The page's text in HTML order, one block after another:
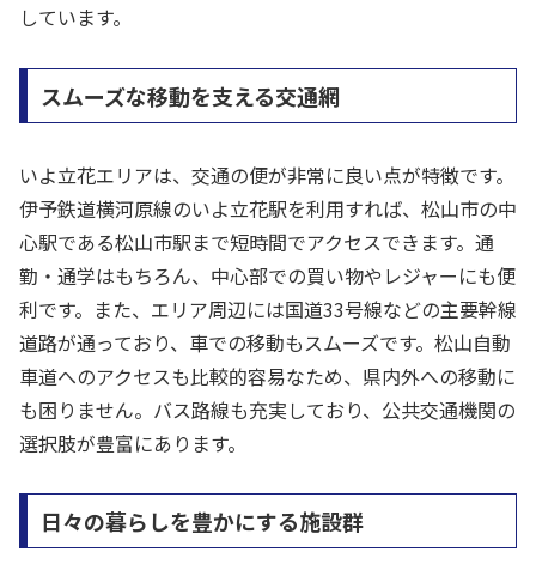
しています。
スムーズな移動を支える交通網
いよ立花エリアは、交通の便が非常に良い点が特徴です。
伊予鉄道横河原線のいよ立花駅を利用すれば、松山市の中
心駅である松山市駅まで短時間でアクセスできます。通
勤・通学はもちろん、中心部での買い物やレジャーにも便
利です。また、エリア周辺には国道33号線などの主要幹線
道路が通っており、車での移動もスムーズです。松山自動
車道へのアクセスも比較的容易なため、県内外への移動に
も困りません。バス路線も充実しており、公共交通機関の
選択肢が豊富にあります。
日々の暮らしを豊かにする施設群